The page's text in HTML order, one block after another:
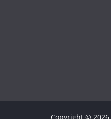
Copyright © 2026